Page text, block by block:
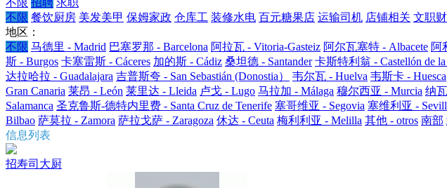
不限 招聘 求职
不限 餐饮厨房 美发美甲 保姆家政 仓库工 装修水电 百元糖果店 运输司机 店铺相关 文职
地区：
不限 马德里 - Madrid 巴塞罗那 - Barcelona 阿拉瓦 - Vitoria-Gasteiz 阿尔瓦塞特 - Albacete 阿
斯 - Burgos 卡塞雷斯 - Cáceres 加的斯 - Cádiz 桑坦德 - Santander 卡斯特利翁 - Castellón de la
达拉哈拉 - Guadalajara 吉普斯夸 - San Sebastián (Donostia） 韦尔瓦 - Huelva 韦斯卡 - Huesca
Gran Canaria 莱昂 - León 莱里达 - Lleida 卢戈 - Lugo 马拉加 - Málaga 穆尔西亚 - Murcia 纳
Salamanca 圣克鲁斯-德特内里费 - Santa Cruz de Tenerife 塞哥维亚 - Segovia 塞维利亚 -
Bilbao 萨莫拉 - Zamora 萨拉戈萨 - Zaragoza 休达 - Ceuta 梅利利亚 - Melilla 其他 - otros 南部
信息列表
招寿司大厨